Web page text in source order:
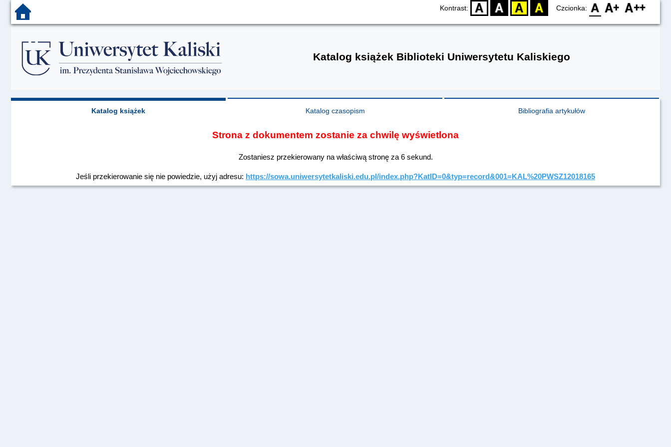
Kontrast: D BW YB BY Czcionka: F0 F1 F2
Katalog książek Biblioteki Uniwersytetu Kaliskiego
Katalog książek Katalog czasopism Bibliografia artykułów
Strona z dokumentem zostanie za chwilę wyświetlona
Zostaniesz przekierowany na właściwą stronę za 6sekund.
Jeśli przekierowanie się nie powiedzie, użyj adresu: https://sowa.uniwersytetkaliski.edu.pl/index.php?KatID=0&typ=record&001=KAL%20PWSZ12018165